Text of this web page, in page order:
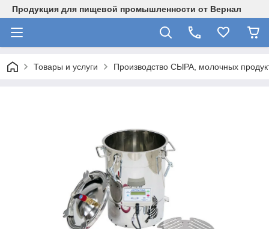
Продукция для пищевой промышленности от Вернал
Товары и услуги Производство СЫРА, молочных